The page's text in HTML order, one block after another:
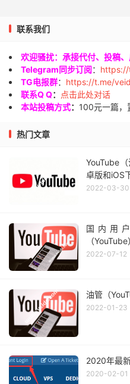
联系我们
欢迎骚扰：承接代付、投稿、
Telegram同步订阅： https://
TG电报群： https://t.me/
联系Q Q：
点击此处对话
本站投稿方式： 100元一篇，
热门文章
YouTube
卓版和iOS
2022-03-30
国内用
（
2022-07-12
油管（
2022-01-23
2020年最
2020-02-01